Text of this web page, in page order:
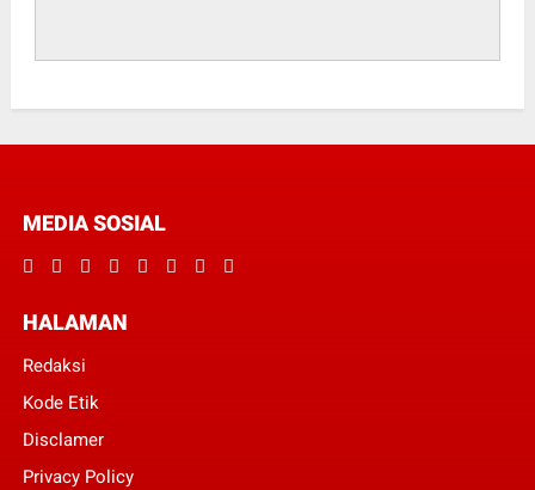
MEDIA SOSIAL
HALAMAN
Redaksi
Kode Etik
Disclamer
Privacy Policy